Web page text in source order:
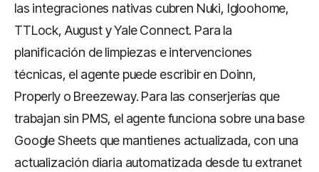
las integraciones nativas cubren Nuki, Igloohome,
TTLock, August y Yale Connect. Para la
planificación de limpiezas e intervenciones
técnicas, el agente puede escribir en Doinn,
Properly o Breezeway. Para las conserjerías que
trabajan sin PMS, el agente funciona sobre una base
Google Sheets que mantienes actualizada, con una
actualización diaria automatizada desde tu extranet